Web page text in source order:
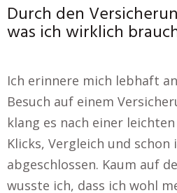
Durch den
was ich wirklich
Ich erinnere mich lebhaft
Besuch auf einem
klang es nach einer
Klicks, Vergleich und schon
abgeschlossen. Kaum auf
wusste ich, dass ich wohl